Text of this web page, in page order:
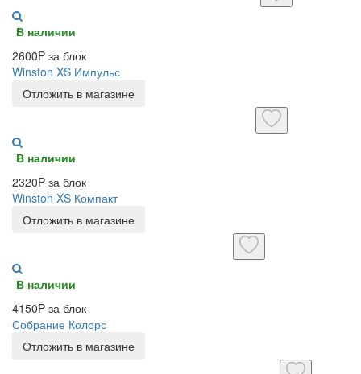
В наличии
2600P за блок
Winston XS Импульс
Отложить в магазине
В наличии
2320P за блок
Winston XS Компакт
Отложить в магазине
В наличии
4150P за блок
Собрание Колорс
Отложить в магазине